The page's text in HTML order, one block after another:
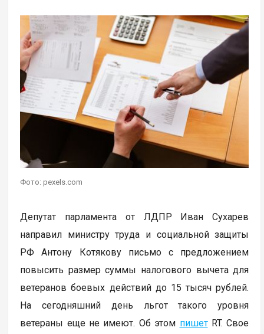
Фото: pexels.com
Депутат парламента от ЛДПР Иван Сухарев
направил министру труда и социальной защиты
РФ Антону Котякову письмо с предложением
повысить размер суммы налогового вычета для
ветеранов боевых действий до 15 тысяч рублей.
На сегодняшний день льгот такого уровня
ветераны еще не имеют. Об этом пишетRT. Свое